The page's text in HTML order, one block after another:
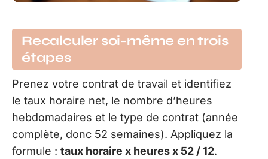
Recalculer soi-même en trois
étapes
Prenez votre contrat de travail et identifiez
le taux horaire net, le nombre d’heures
hebdomadaires et le type de contrat (année
complète, donc 52 semaines). Appliquez la
formule : taux horaire x heures x 52 / 12.